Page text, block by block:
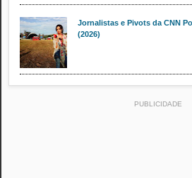
Jornalistas e Pivots da CNN
(2026)
PUBLICIDADE